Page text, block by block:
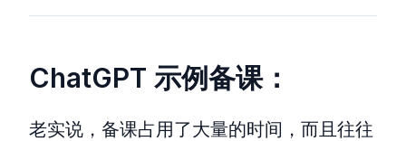
ChatGPT 示例备课：
老实说，备课占用了大量的时间，而且往往